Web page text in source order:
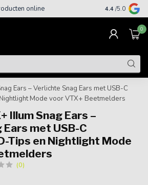
online Gratis
4.4 /5.0
0
Ears – Verlichte Snag Ears met USB-C
Mode voor VTX+ Beetmelders
Illum Snag Ears –
met USB-C
Tips en Nightlight Mode
(0)